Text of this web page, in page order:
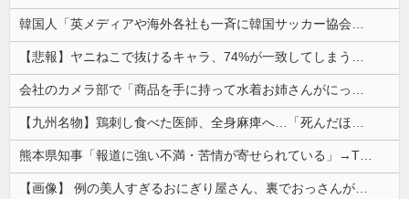
韓国人「英メディアや海外各社も一斉に韓国サッカー協会を巡る過去の不祥事を報道！」→「国際的な信用失墜の危機‥」
【悲報】ヤニねこで抜けるキャラ、74%が一致してしまうｗｗｗｗｗ
会社のカメラ部で「商品を手に持って水着お姉さんがにっこり」を撮影、だがお姉さんは素人アルバイトで親バレした結果……
【九州名物】鶏刺し食べた医師、全身麻痺へ…「死んだほうが良かったと思っていた」
熊本県知事「報道に強い不満・苦情が寄せられている」→TBSの報道特集がまさにそれな件
【画像】 例の美人すぎるおにぎり屋さん、裏でおっさんが握っていたｗｗｗｗｗｗｗｗｗｗｗｗｗｗｗｗｗ